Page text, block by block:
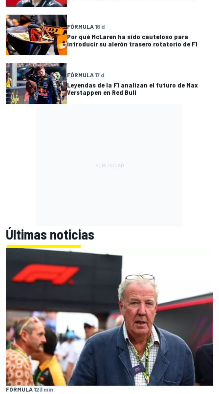
FÓRMULA 16 d
Por qué McLaren ha sido cauteloso para
introducir su alerón trasero rotatorio de F1
FÓRMULA 17 d
Leyendas de la F1 analizan el futuro de Max
Verstappen en Red Bull
Últimas noticias
FÓRMULA 123 min